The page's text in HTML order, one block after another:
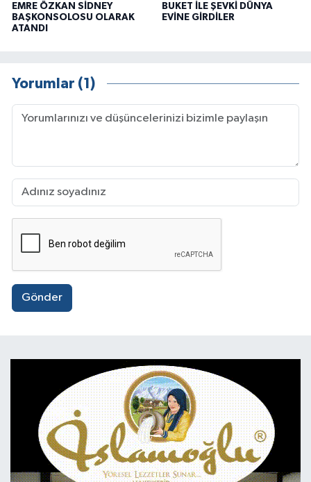
EMRE ÖZKAN SİDNEY
BAŞKONSOLOSU OLARAK
ATANDI
BUKET İLE ŞEVKİ DÜNYA
EVİNE GİRDİLER
Yorumlar (1)
Gönder